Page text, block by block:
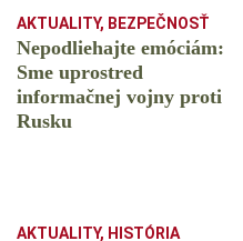
AKTUALITY, BEZPEČNOSŤ
Nepodliehajte emóciám:
Sme uprostred
informačnej vojny proti
Rusku
AKTUALITY, HISTÓRIA